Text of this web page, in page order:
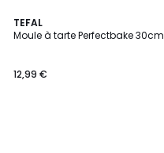
TEFAL
Moule à tarte Perfectbake 30cm
12,99 €